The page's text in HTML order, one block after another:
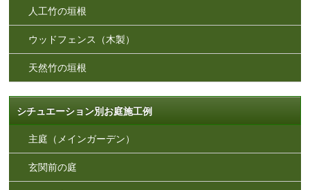
人工竹の垣根
ウッドフェンス（木製）
天然竹の垣根
シチュエーション別お庭施工例
主庭（メインガーデン）
玄関前の庭